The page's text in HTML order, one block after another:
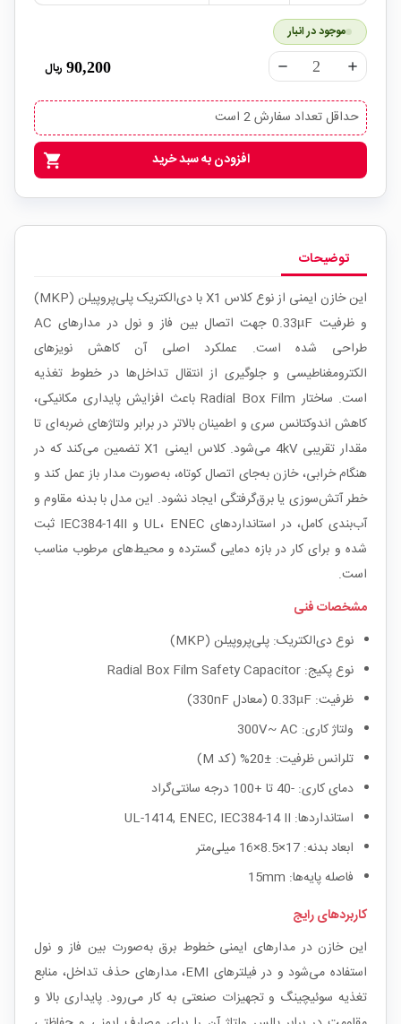
موجود در انبار
remove add
90,200 ریال
حداقل تعداد سفارش 2 است
shopping_cart افزودن به سبد خرید
توضیحات
این خازن ایمنی از نوع کلاس X1 با دی‌الکتریک پلی‌پروپیلن (MKP)
و ظرفیت 0.33µF جهت اتصال بین فاز و نول در مدارهای AC
طراحی شده است. عملکرد اصلی آن کاهش نویزهای
الکترومغناطیسی و جلوگیری از انتقال تداخل‌ها در خطوط تغذیه
است. ساختار Radial Box Film باعث افزایش پایداری مکانیکی،
کاهش اندوکتانس سری و اطمینان بالاتر در برابر ولتاژهای ضربه‌ای تا
مقدار تقریبی 4kV می‌شود. کلاس ایمنی X1 تضمین می‌کند که در
هنگام خرابی، خازن به‌جای اتصال کوتاه، به‌صورت مدار باز عمل کند و
خطر آتش‌سوزی یا برق‌گرفتگی ایجاد نشود. این مدل با بدنه مقاوم و
آب‌بندی کامل، در استانداردهای UL، ENEC و IEC384-14II ثبت
شده و برای کار در بازه دمایی گسترده و محیط‌های مرطوب مناسب
است.
مشخصات فنی
نوع دی‌الکتریک: پلی‌پروپیلن (MKP)
نوع پکیج: Radial Box Film Safety Capacitor
ظرفیت: 0.33µF (معادل 330nF)
ولتاژ کاری: 300V~ AC
تلرانس ظرفیت: ±20% (کد M)
دمای کاری: -40 تا +100 درجه سانتی‌گراد
استانداردها: UL-1414, ENEC, IEC384-14 II
ابعاد بدنه: 17×8.5×16 میلی‌متر
فاصله پایه‌ها: 15mm
کاربردهای رایج
این خازن در مدارهای ایمنی خطوط برق به‌صورت بین فاز و نول
استفاده می‌شود و در فیلترهای EMI، مدارهای حذف تداخل، منابع
تغذیه سوئیچینگ و تجهیزات صنعتی به کار می‌رود. پایداری بالا و